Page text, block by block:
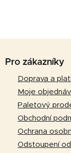
Pro zákazníky
Doprava a
Moje
Paletový
Obchodní
Ochrana
Odstoupení